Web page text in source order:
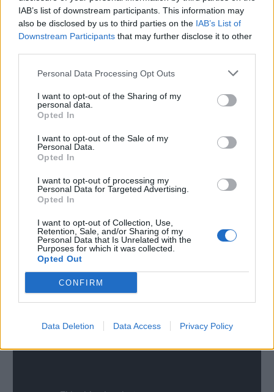
IAB’s list of downstream participants. This information may
also be disclosed by us to third parties on the IAB’s List of
Downstream Participants that may further disclose it to other
Personal Data Processing Opt Outs
I want to opt-out of the Sharing of my
personal data.
Opted In
I want to opt-out of the Sale of my
Personal Data.
Opted In
I want to opt-out of processing my
Personal Data for Targeted Advertising.
Opted In
I want to opt-out of Collection, Use,
Retention, Sale, and/or Sharing of my
Personal Data that Is Unrelated with the
Purposes for which it was collected.
Opted Out
CONFIRM
Data Deletion Data Access Privacy Policy
https://www.youtube.com/watch?v=qAh7gUdKtD4